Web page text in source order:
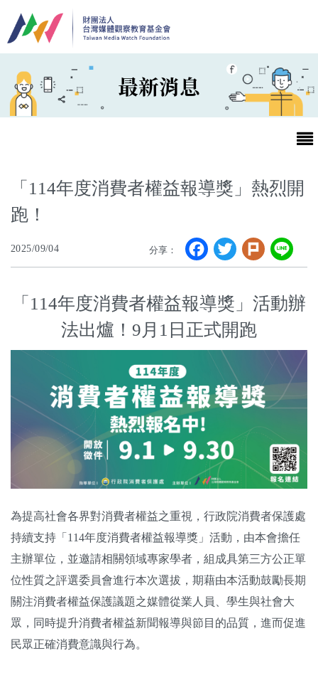
最新消息
第25屆台灣兒童及少年優質節目活動官網
最新消息
關於我們
監督觀察
優質兒少
媒體素養
申訴
「114年度消費者權益報導獎」熱烈開
跑！
2025/09/04 分享： Facebook
Twitter
Plurk
「114年度消費者權益報導獎」活動辦
法出爐！9月1日正式開跑
為提高社會各界對消費者權益之重視，行政院消費者保護處
持續支持「114年度消費者權益報導獎」活動，由本會擔任
主辦單位，並邀請相關領域專家學者，組成具第三方公正單
位性質之評選委員會進行本次選拔，期藉由本活動鼓勵長期
關注消費者權益保護議題之媒體從業人員、學生與社會大
眾，同時提升消費者權益新聞報導與節目的品質，進而促進
民眾正確消費意識與行為。